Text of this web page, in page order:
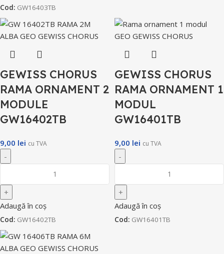
Cod: GW16403TB
GEWISS CHORUS
RAMA ORNAMENT 2
MODULE
GW16402TB
9,00 lei cu TVA
Adaugă în coș
Cod: GW16402TB
GEWISS CHORUS
RAMA ORNAMENT 1
MODUL
GW16401TB
9,00 lei cu TVA
Adaugă în coș
Cod: GW16401TB